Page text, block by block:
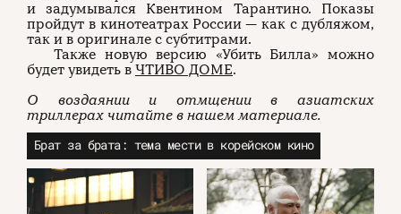
и задумывался Квентином Тарантино. Показы
пройдут в кинотеатрах России — как с дубляжом,
так и в оригинале с субтитрами.
Также новую версию «Убить Билла» можно
будет увидеть в ЧТИВО ДОМЕ.
О воздаянии и отмщении в азиатских
триллерах читайте в нашем материале.
Брат за брата: тема мести в корейском кино